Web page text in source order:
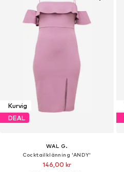
Kurvig
DEAL
WAL G.
Cocktailklänning 'ANDY'
146,00 kr